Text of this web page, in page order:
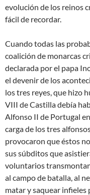
evolución de los reinos
fácil de recordar.
Cuando todas las
coalición de monarcas
declarada por el papa
el devenir de los
los tres reyes, que hizo
VIII de Castilla debía
Alfonso II de Portugal
carga de los tres
provocaron que éstos
sus súbditos que
voluntarios
al campo de batalla, al
matar y saquear